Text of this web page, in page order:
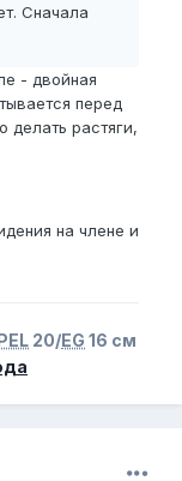
Сначала
- двойная
перед
растяги,
на члене и
20/EG 16 см